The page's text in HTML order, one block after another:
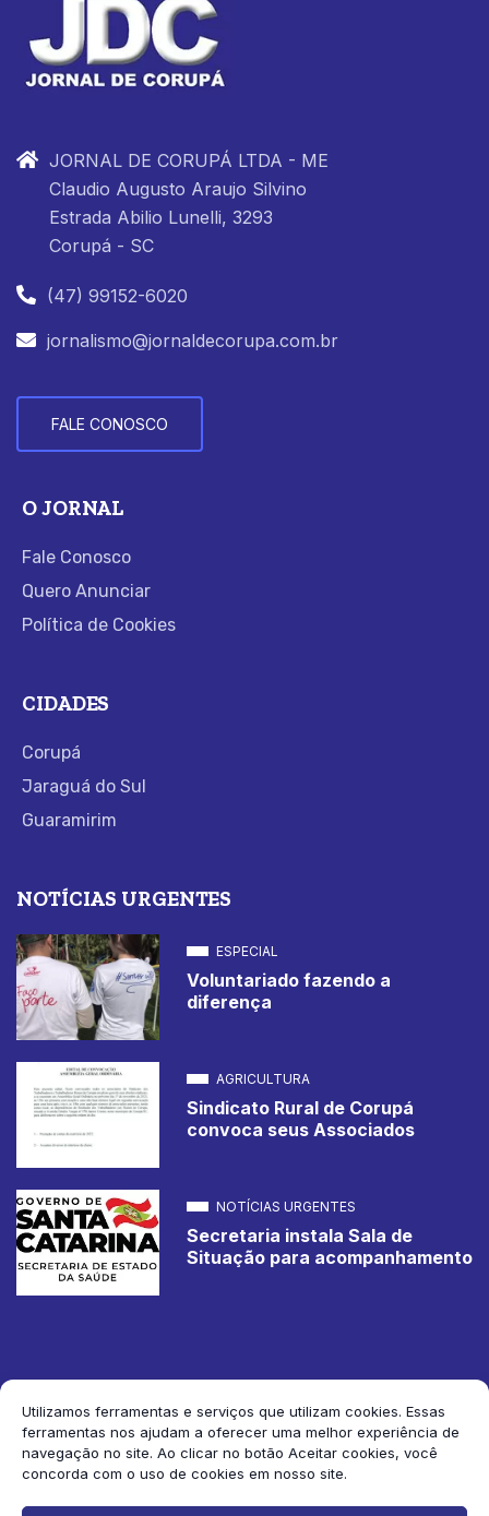
Utilizamos ferramentas e serviços que utilizam cookies. Essas
ferramentas nos ajudam a oferecer uma melhor experiência de
navegação no site. Ao clicar no botão Aceitar cookies, você
concorda com o uso de cookies em nosso site.
JORNAL DE CORUPÁ LTDA - ME
Claudio Augusto Araujo Silvino
Estrada Abilio Lunelli, 3293
Corupá - SC
(47) 99152-6020
jornalismo@jornaldecorupa.com.br
FALE CONOSCO
O JORNAL
Fale Conosco
Quero Anunciar
Política de Cookies
CIDADES
Corupá
Jaraguá do Sul
Guaramirim
NOTÍCIAS URGENTES
ESPECIAL
Voluntariado fazendo a
diferença
AGRICULTURA
Sindicato Rural de Corupá
convoca seus Associados
NOTÍCIAS URGENTES
Secretaria instala Sala de
Situação para acompanhamento
2026 Jornal de Corupá. Todos os direitos reservados.